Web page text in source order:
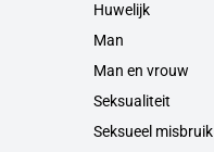
Huwelijk
Man
Man en vrouw
Seksualiteit
Seksueel misbruik